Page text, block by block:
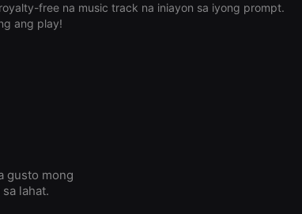
free na music track na iniayon sa iyong prompt.
ang play!
gusto mong
lahat.